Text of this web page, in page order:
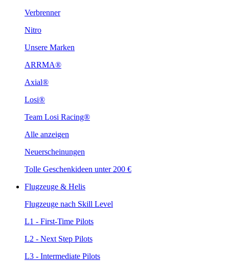
Verbrenner
Nitro
Unsere Marken
ARRMA®
Axial®
Losi®
Team Losi Racing®
Alle anzeigen
Neuerscheinungen
Tolle Geschenkideen unter 200 €
Flugzeuge & Helis
Flugzeuge nach Skill Level
L1 - First-Time Pilots
L2 - Next Step Pilots
L3 - Intermediate Pilots